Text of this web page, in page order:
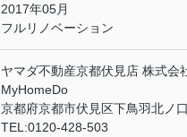
2017年05月
フルリノベーション
ヤマダ不動産京都伏見店 株式会
MyHomeDo
京都府京都市伏見区下鳥羽北ノ
TEL:0120-428-503